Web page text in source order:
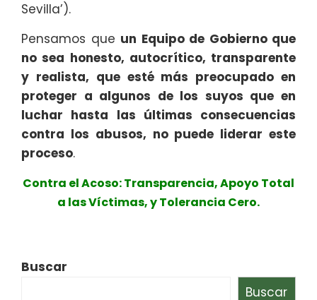
Sevilla’).
Pensamos que un Equipo de Gobierno que
no sea honesto, autocrítico, transparente
y realista, que esté más preocupado en
proteger a algunos de los suyos que en
luchar hasta las últimas consecuencias
contra los abusos, no puede liderar este
proceso.
Contra el Acoso: Transparencia, Apoyo Total
a las Víctimas, y Tolerancia Cero.
Buscar
Buscar